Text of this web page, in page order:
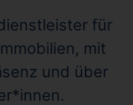
für
mit
und über